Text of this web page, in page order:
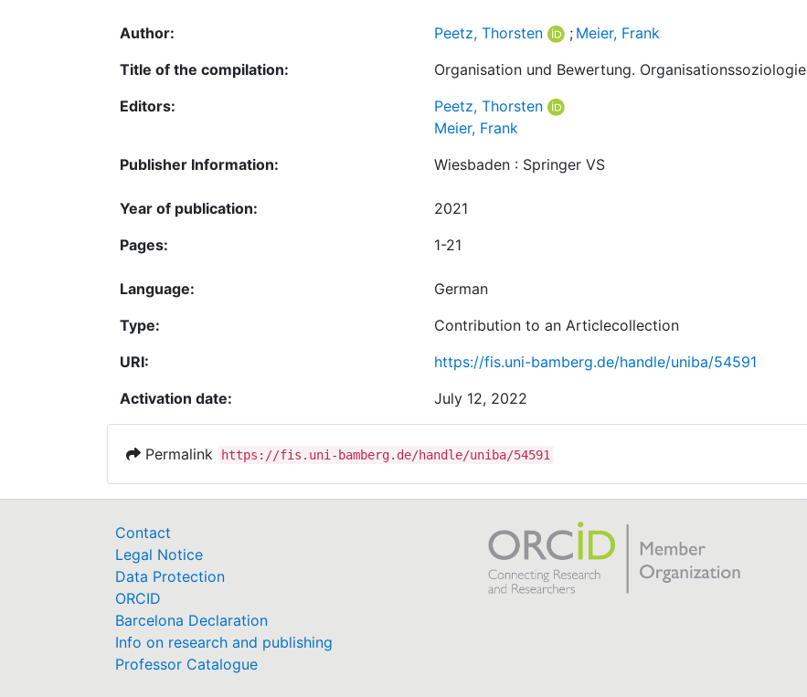
Author: Peetz, Thorsten ; Meier, Frank
Title of the compilation:
Organisation und Bewertung. Organisationssoziologie
Editors:
Peetz, Thorsten
Meier, Frank
Publisher Information:
Wiesbaden : Springer VS
Year of publication:
2021
Pages:
1-21
Language:
German
Type:
Contribution to an Articlecollection
URI:
https://fis.uni-bamberg.de/handle/uniba/54591
Activation date:
July 12, 2022
Permalink https://fis.uni-bamberg.de/handle/uniba/54591
Contact
Legal Notice
Data Protection
ORCID
Barcelona Declaration
Info on research and publishing
Professor Catalogue